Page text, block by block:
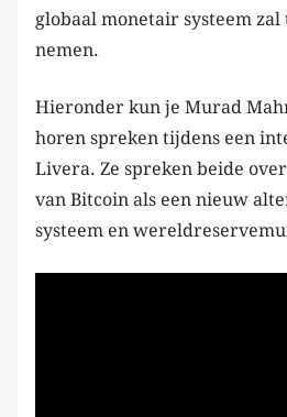
globaal monetair systeem
nemen.
Hieronder kun je Murad
horen spreken tijdens een
Livera. Ze spreken beide
van Bitcoin als een nieuw
systeem en